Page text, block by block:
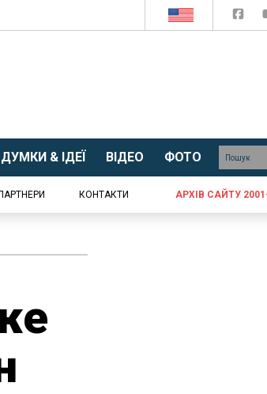
ДУМКИ & ІДЕЇ ВІДЕО ФОТО
КОНТАКТИ АРХІВ САЙТУ